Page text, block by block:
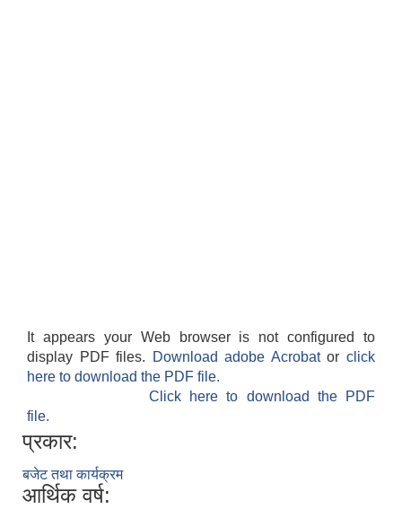
It appears your Web browser is not configured to
display PDF files.
Download adobe Acrobatorclick
here to download the PDF file.
Click here to download the PDF
file.
प्रकार:
बजेट तथा कार्यक्रम
आर्थिक वर्ष: